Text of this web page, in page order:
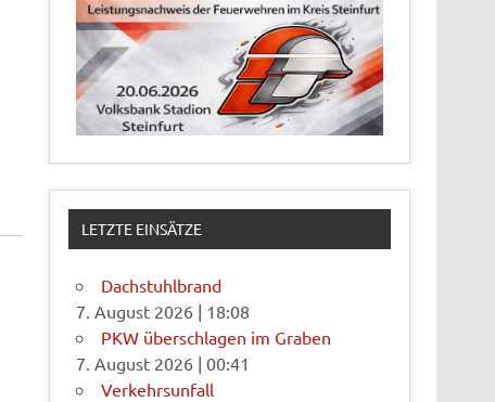
LETZTE EINSÄTZE
Dachstuhlbrand
7. August 2026 | 18:08
PKW überschlagen im Graben
7. August 2026 |00:41
Verkehrsunfall